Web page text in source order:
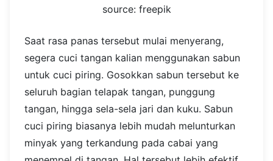
source: freepik
Saat rasa panas tersebut mulai menyerang,
segera cuci tangan kalian menggunakan sabun
untuk cuci piring. Gosokkan sabun tersebut ke
seluruh bagian telapak tangan, punggung
tangan, hingga sela-sela jari dan kuku. Sabun
cuci piring biasanya lebih mudah melunturkan
minyak yang terkandung pada cabai yang